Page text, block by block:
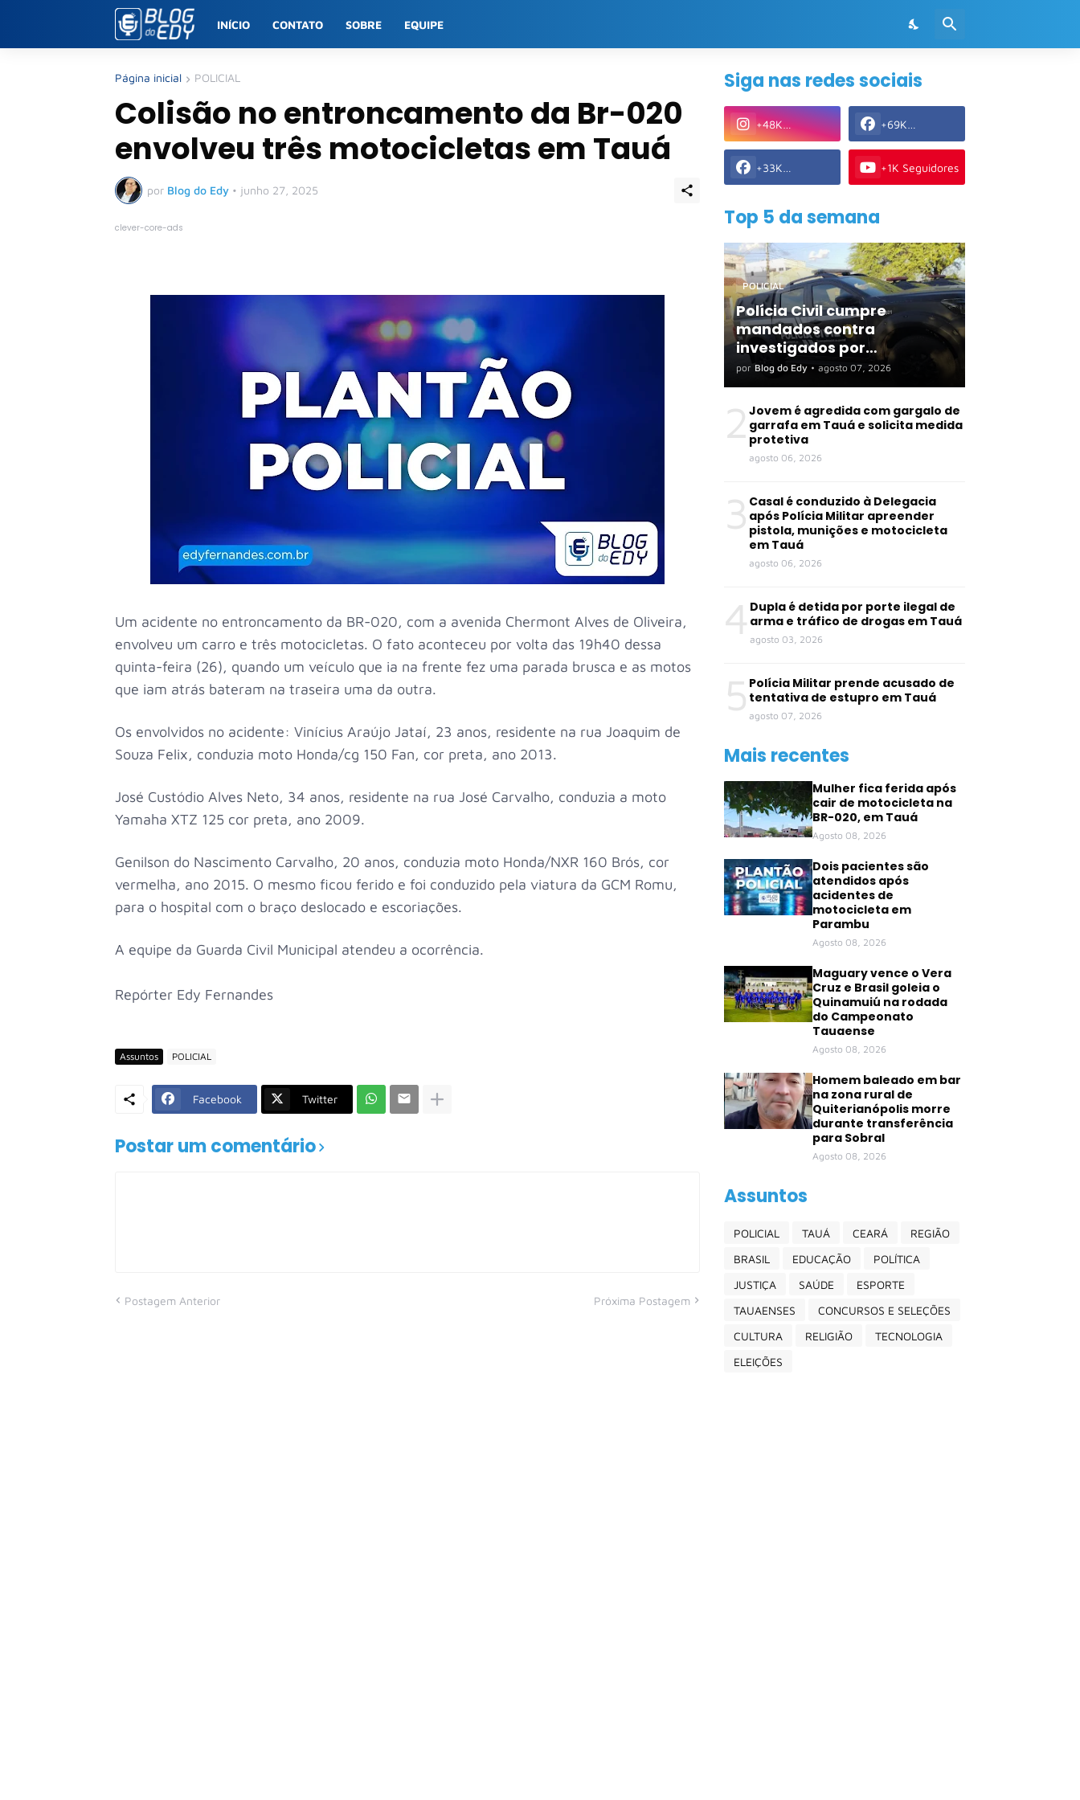
INÍCIO CONTATO SOBRE EQUIPE
Página inicial POLICIAL
Colisão no entroncamento da Br-020
envolveu três motocicletas em Tauá
por Blog do Edy • junho 27, 2025
clever-core-ads
Um acidente no entroncamento da BR-020, com a avenida Chermont Alves de Oliveira,
envolveu um carro e três motocicletas. O fato aconteceu por volta das 19h40 dessa
quinta-feira (26), quando um veículo que ia na frente fez uma parada brusca e as motos
que iam atrás bateram na traseira uma da outra.
Os envolvidos no acidente: Vinícius Araújo Jataí, 23 anos, residente na rua Joaquim de
Souza Felix, conduzia moto Honda/cg 150 Fan, cor preta, ano 2013.
José Custódio Alves Neto, 34 anos, residente na rua José Carvalho, conduzia a moto
Yamaha XTZ 125 cor preta, ano 2009.
Genilson do Nascimento Carvalho, 20 anos, conduzia moto Honda/NXR 160 Brós, cor
vermelha, ano 2015. O mesmo ficou ferido e foi conduzido pela viatura da GCM Romu,
para o hospital com o braço deslocado e escoriações.
A equipe da Guarda Civil Municipal atendeu a ocorrência.
Repórter Edy Fernandes
Assuntos POLICIAL
Facebook Twitter
Postar um comentário
Postagem Anterior Próxima Postagem
Siga nas redes sociais
+48K
Seguidores
+69K
Seguidores
+33K
Seguidores
+1K Seguidores
Top 5 da semana
POLICIAL
Polícia Civil cumpre
mandados contra
investigados por
organização criminosa em
Tauá e outras cidades
por Blog do Edy • agosto 07, 2026
2 Jovem é agredida com gargalo de
garrafa em Tauá e solicita medida
protetiva
agosto 06, 2026
3 Casal é conduzido à Delegacia
após Polícia Militar apreender
pistola, munições e motocicleta
em Tauá
agosto 06, 2026
4 Dupla é detida por porte ilegal de
arma e tráfico de drogas em Tauá
agosto 03, 2026
5 Polícia Militar prende acusado de
tentativa de estupro em Tauá
agosto 07, 2026
Mais recentes
Mulher fica ferida após
cair de motocicleta na
BR-020, em Tauá
Agosto 08, 2026
Dois pacientes são
atendidos após
acidentes de
motocicleta em
Parambu
Agosto 08, 2026
Maguary vence o Vera
Cruz e Brasil goleia o
Quinamuiú na rodada
do Campeonato
Tauaense
Agosto 08, 2026
Homem baleado em bar
na zona rural de
Quiterianópolis morre
durante transferência
para Sobral
Agosto 08, 2026
Assuntos
POLICIAL TAUÁ CEARÁ
REGIÃO
BRASIL
EDUCAÇÃO
POLÍTICA
JUSTIÇA
SAÚDE
ESPORTE
TAUAENSES
CONCURSOS E SELEÇÕES
CULTURA
RELIGIÃO
TECNOLOGIA
ELEIÇÕES